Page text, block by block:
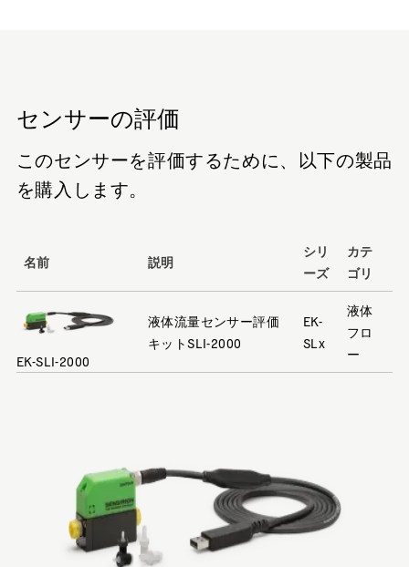
センサーの評価
このセンサーを評価するために、以下の製品
を購入します。
名前 説明
シリ
ーズ
カテ
ゴリ
EK-SLI-2000
液体流量センサー評価
キットSLI-2000
EK-
SLx
液体
フロ
ー